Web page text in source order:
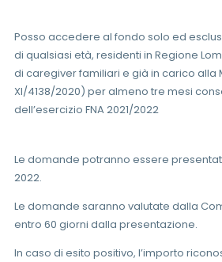
Posso accedere al fondo solo ed
di qualsiasi età, residenti in Regione
di caregiver familiari e già in carico alla
XI/4138/2020) per almeno tre mesi
dell’esercizio FNA 2021/2022
Le domande potranno essere
2022.
Le domande saranno valutate dalla
entro 60 giorni dalla presentazione.
In caso di esito positivo, l’importo